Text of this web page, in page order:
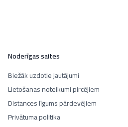
Noderīgas saites
Biežāk uzdotie jautājumi
Lietošanas noteikumi pircējiem
Distances līgums pārdevējiem
Privātuma politika